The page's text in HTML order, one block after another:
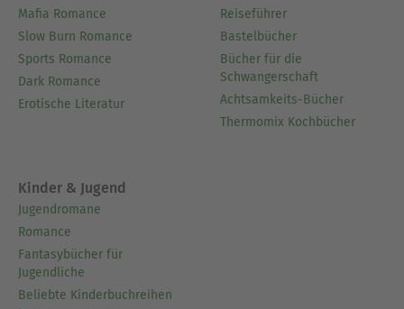
Mafia Romance
Slow Burn Romance
Sports Romance
Dark Romance
Erotische Literatur
Reiseführer
Bastelbücher
Bücher für die
Schwangerschaft
Achtsamkeits-Bücher
Thermomix Kochbücher
Kinder & Jugend
Jugendromane
Romance
Fantasybücher für
Jugendliche
Beliebte Kinderbuchreihen